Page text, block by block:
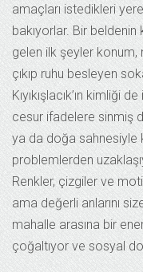
amaçları istedikleri
bakıyorlar. Bir beldenin
gelen ilk şeyler
çıkıp ruhu besleyen
Kıyıkışlacık’ın kimliği
cesur ifadelere sinmiş
ya da doğa sahnesiyle
problemlerden
Renkler, çizgiler ve
ama değerli anlarını
mahalle arasına bir
çoğaltıyor ve sosyal